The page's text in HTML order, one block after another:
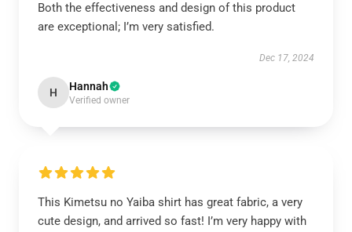
Both the effectiveness and design of this product
are exceptional; I’m very satisfied.
Dec 17, 2024
H Hannah
Verified owner
This Kimetsu no Yaiba shirt has great fabric, a very
cute design, and arrived so fast! I’m very happy with